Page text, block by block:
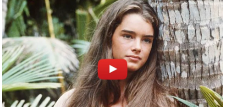
र्म
स्थ
ल
व्र
त
त्यो
हा
र